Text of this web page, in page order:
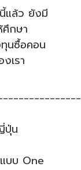
แล้ว ยังมี
กษา
นซื้อคอน
เรา
ปุ่น
บบ One